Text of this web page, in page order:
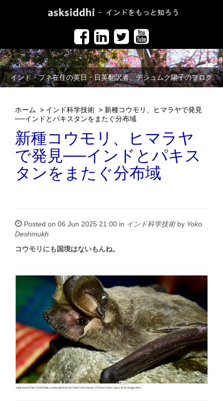
インド・プネ在住の英日・日英翻訳者、デシュムク陽子のブログ
ホーム > インド科学技術 > 新種コウモリ、ヒマラヤで発見
──インドとパキスタンをまたぐ分布域
新種コウモリ、ヒマラヤ
で発見──インドとパキス
タンをまたぐ分布域
Posted on 06 Jun 2025 21:00 in インド科学技術by Yoko
Deshmukh
コウモリにも国境はないもんね。